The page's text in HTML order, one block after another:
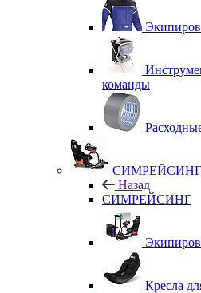
команды
СИМРЕЙСИНГ
Назад
СИМРЕЙСИНГ
Кресла